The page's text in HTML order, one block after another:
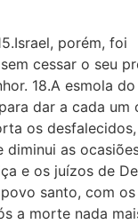
porém, foi
cessar o seu
18.A esmola
dar a cada um
os
diminui as
e os juízos de
santo, com
a morte nada